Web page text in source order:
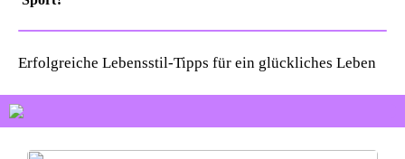
Erfolgreiche Lebensstil-Tipps für ein glückliches Leben